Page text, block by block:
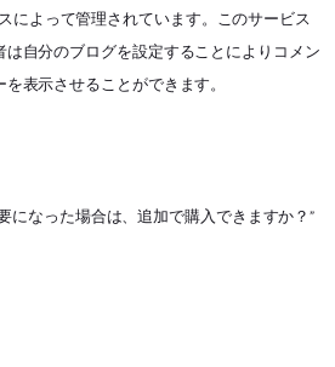
によって管理されています。このサービス
自分のブログを設定することによりコメン
表示させることができます。
になった場合は、追加で購入できますか？”